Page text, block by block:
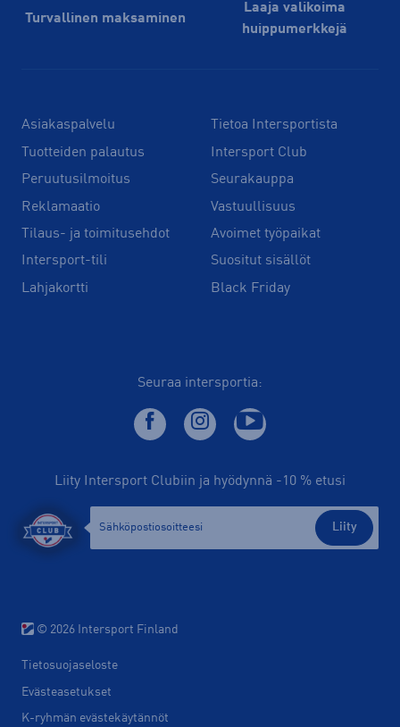
Turvallinen maksaminen
Laaja valikoima
huippu­merkkejä
Asiakaspalvelu
Tuotteiden palautus
Peruutusilmoitus
Reklamaatio
Tilaus- ja toimitusehdot
Intersport-tili
Lahjakortti
Tietoa Intersportista
Intersport Club
Seurakauppa
Vastuullisuus
Avoimet työpaikat
Suositut sisällöt
Black Friday
Seuraa intersportia:
Liity Intersport Clubiin ja hyödynnä -10 % etusi
Liity
© 2026 Intersport Finland
Tietosuojaseloste
Evästeasetukset
K-ryhmän evästekäytännöt